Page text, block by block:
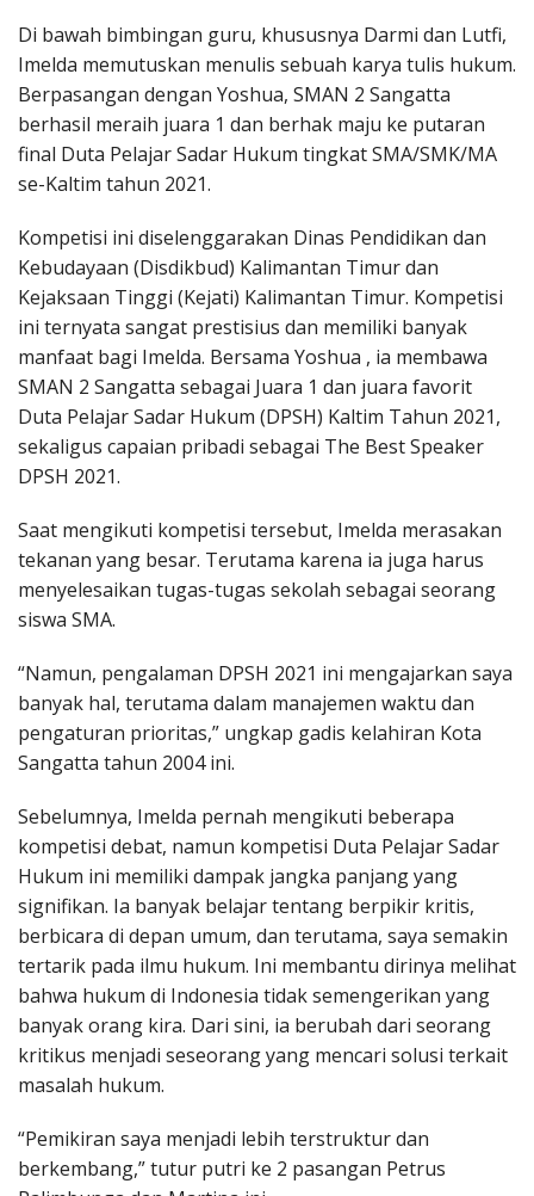
Di bawah bimbingan guru, khususnya Darmi dan Lutfi,
Imelda memutuskan menulis sebuah karya tulis hukum.
Berpasangan dengan Yoshua, SMAN 2 Sangatta
berhasil meraih juara 1 dan berhak maju ke putaran
final Duta Pelajar Sadar Hukum tingkat SMA/SMK/MA
se-Kaltim tahun 2021.
Kompetisi ini diselenggarakan Dinas Pendidikan dan
Kebudayaan (Disdikbud) Kalimantan Timur dan
Kejaksaan Tinggi (Kejati) Kalimantan Timur. Kompetisi
ini ternyata sangat prestisius dan memiliki banyak
manfaat bagi Imelda. Bersama Yoshua , ia membawa
SMAN 2 Sangatta sebagai Juara 1 dan juara favorit
Duta Pelajar Sadar Hukum (DPSH) Kaltim Tahun 2021,
sekaligus capaian pribadi sebagai The Best Speaker
DPSH 2021.
Saat mengikuti kompetisi tersebut, Imelda merasakan
tekanan yang besar. Terutama karena ia juga harus
menyelesaikan tugas-tugas sekolah sebagai seorang
siswa SMA.
“Namun, pengalaman DPSH 2021 ini mengajarkan saya
banyak hal, terutama dalam manajemen waktu dan
pengaturan prioritas,” ungkap gadis kelahiran Kota
Sangatta tahun 2004 ini.
Sebelumnya, Imelda pernah mengikuti beberapa
kompetisi debat, namun kompetisi Duta Pelajar Sadar
Hukum ini memiliki dampak jangka panjang yang
signifikan. Ia banyak belajar tentang berpikir kritis,
berbicara di depan umum, dan terutama, saya semakin
tertarik pada ilmu hukum. Ini membantu dirinya melihat
bahwa hukum di Indonesia tidak semengerikan yang
banyak orang kira. Dari sini, ia berubah dari seorang
kritikus menjadi seseorang yang mencari solusi terkait
masalah hukum.
“Pemikiran saya menjadi lebih terstruktur dan
berkembang,” tutur putri ke 2 pasangan Petrus